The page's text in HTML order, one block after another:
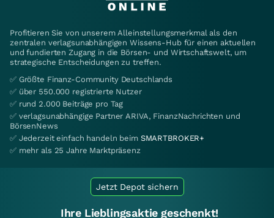
Profitieren Sie von unserem Alleinstellungsmerkmal als den
zentralen verlagsunabhängigen Wissens-Hub für einen aktuellen
und fundierten Zugang in die Börsen- und Wirtschaftswelt, um
strategische Entscheidungen zu treffen.
✅ Größte Finanz-Community Deutschlands
✅ über 550.000 registrierte Nutzer
✅ rund 2.000 Beiträge pro Tag
✅ verlagsunabhängige Partner ARIVA, FinanzNachrichten und
BörsenNews
✅ Jederzeit einfach handeln beim SMARTBROKER+
✅ mehr als 25 Jahre Marktpräsenz
Jetzt Depot sichern
Ihre Lieblingsaktie geschenkt!